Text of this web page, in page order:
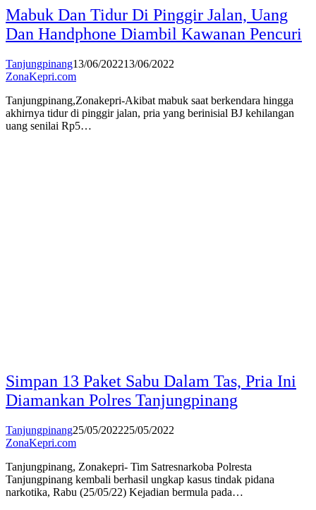
Mabuk Dan Tidur Di Pinggir Jalan, Uang
Dan Handphone Diambil Kawanan Pencuri
Tanjungpinang13/06/202213/06/2022
ZonaKepri.com
Tanjungpinang,Zonakepri-Akibat mabuk saat berkendara hingga
akhirnya tidur di pinggir jalan, pria yang berinisial BJ kehilangan
uang senilai Rp5…
Simpan 13 Paket Sabu Dalam Tas, Pria Ini
Diamankan Polres Tanjungpinang
Tanjungpinang25/05/202225/05/2022
ZonaKepri.com
Tanjungpinang, Zonakepri- Tim Satresnarkoba Polresta
Tanjungpinang kembali berhasil ungkap kasus tindak pidana
narkotika, Rabu (25/05/22) Kejadian bermula pada…